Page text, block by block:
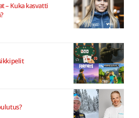
– Kuka kasvatti